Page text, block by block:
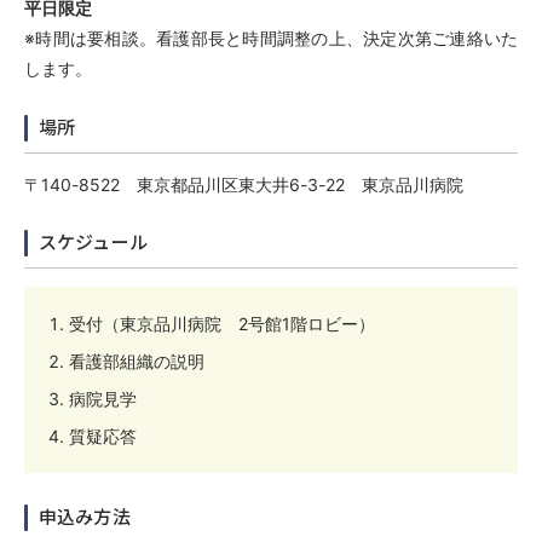
平日限定
※時間は要相談。看護部長と時間調整の上、決定次第ご連絡いた
します。
場所
〒140-8522 東京都品川区東大井6-3-22 東京品川病院
スケジュール
受付（東京品川病院 2号館1階ロビー）
看護部組織の説明
病院見学
質疑応答
申込み方法